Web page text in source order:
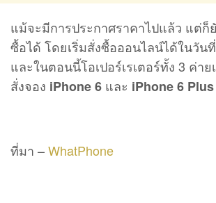
แม้จะมีการประกาศราคาไปแล้ว แต่ก็
ซื้อได้ โดยเริ่มสั่งซื้อออนไลน์ได้ในวัน
และในตอนนี้โอเปอร์เรเตอร์ทั้ง 3 ค่า
สั่งจอง iPhone 6 และ iPhone 6 Plus
ที่มา –WhatPhone